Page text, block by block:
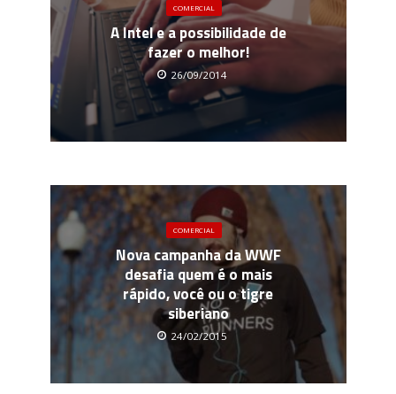
COMERCIAL
A Intel e a possibilidade de
fazer o melhor!
26/09/2014
COMERCIAL
Nova campanha da WWF
desafia quem é o mais
rápido, você ou o tigre
siberiano
24/02/2015